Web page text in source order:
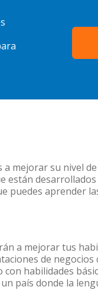
mejorar su nivel
están
puedes aprender
a mejorar tus
de
habilidades
país donde la